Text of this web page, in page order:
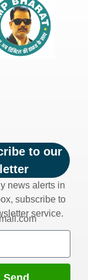
to our
news alerts in
subscribe to
service.
Send